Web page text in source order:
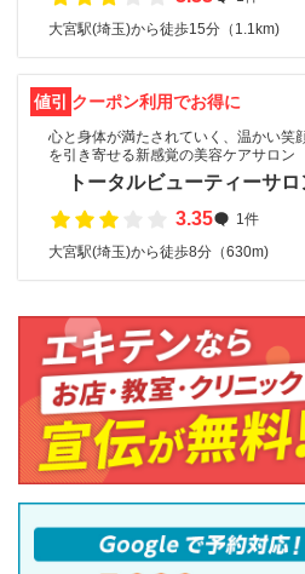
大宮駅(埼玉)から徒歩15分（1.1km)
値引 クーポン利用でお得に
心と身体が満たされていく、温かい笑
を引き寄せる新感覚の美容ケアサロン
トータルビューティーサ
3.35
1件
大宮駅(埼玉)から徒歩8分（630m)